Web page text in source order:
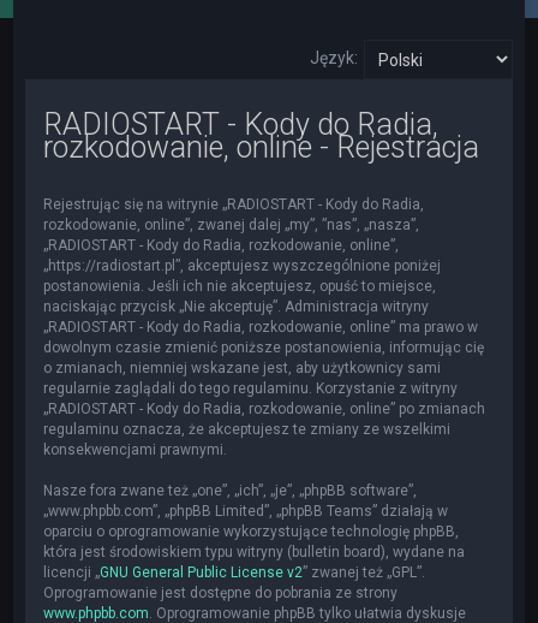
Język:
RADIOSTART - Kody do Radia,
rozkodowanie, online - Rejestracja
Rejestrując się na witrynie „RADIOSTART - Kody do Radia,
rozkodowanie, online”, zwanej dalej „my”, ”nas”, „nasza”,
„RADIOSTART - Kody do Radia, rozkodowanie, online”,
„https://radiostart.pl”, akceptujesz wyszczególnione poniżej
postanowienia. Jeśli ich nie akceptujesz, opuść to miejsce,
naciskając przycisk „Nie akceptuję”. Administracja witryny
„RADIOSTART - Kody do Radia, rozkodowanie, online” ma prawo w
dowolnym czasie zmienić poniższe postanowienia, informując cię
o zmianach, niemniej wskazane jest, aby użytkownicy sami
regularnie zaglądali do tego regulaminu. Korzystanie z witryny
„RADIOSTART - Kody do Radia, rozkodowanie, online” po zmianach
regulaminu oznacza, że akceptujesz te zmiany ze wszelkimi
konsekwencjami prawnymi.
Nasze fora zwane też „one”, „ich”, „je”, „phpBB software”,
„www.phpbb.com”, „phpBB Limited”, „phpBB Teams” działają w
oparciu o oprogramowanie wykorzystujące technologię phpBB,
która jest środowiskiem typu witryny (bulletin board), wydane na
licencji „GNU General Public License v2” zwanej też „GPL”.
Oprogramowanie jest dostępne do pobrania ze strony
www.phpbb.com . Oprogramowanie phpBB tylko ułatwia dyskusje